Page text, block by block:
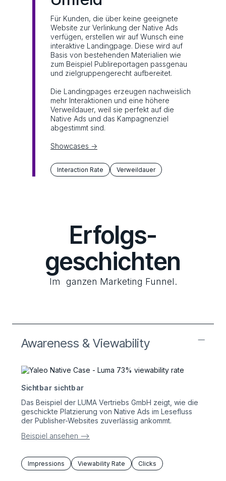
Für Kunden, die über keine geeignete
Website zur Verlinkung der Native Ads
verfügen, erstellen wir auf Wunsch eine
interaktive Landingpage. Diese wird auf
Basis von bestehenden Materialien wie
zum Beispiel Publireportagen passgenau
und zielgruppengerecht aufbereitet.
Die Landingpages erzeugen nachweislich
mehr Interaktionen und eine höhere
Verweildauer, weil sie perfekt auf die
Native Ads und das Kampagnenziel
abgestimmt sind.
Showcases ->
Interaction Rate Verweildauer
Erfolgs­
geschichten
Im ganzen Marketing Funnel.
Awareness & Viewability
Sichtbar sichtbar
Das Beispiel der LUMA Vertriebs GmbH zeigt, wie die
geschickte Platzierung von Native Ads im Lesefluss
der Publisher-Websites zuverlässig ankommt.
Beispiel ansehen –>
Impressions Viewability Rate Clicks